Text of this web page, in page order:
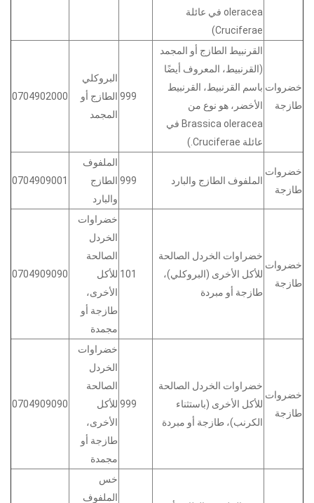
oleracea في عائلة
Cruciferae)
0704902000
البروكلي
الطازج أو
المجمد
999
القرنبيط الطازج أو المجمد
(القرنبيط، المعروف أيضًا
باسم القرنبيط، القرنبيط
الأخضر، هو نوع من
Brassica oleracea في
عائلة Cruciferae.)
خضروات
طازجة
0704909001
الملفوف
الطازج
والبارد
999 الملفوف الطازج والبارد
خضروات
طازجة
0704909090
خضراوات
الخردل
الصالحة
للأكل
الأخرى،
طازجة أو
مجمدة
101
خضراوات الخردل الصالحة
للأكل الأخرى (البروكلي)،
طازجة أو مبردة
خضروات
طازجة
0704909090
خضراوات
الخردل
الصالحة
للأكل
الأخرى،
طازجة أو
مجمدة
999
خضراوات الخردل الصالحة
للأكل الأخرى (باستثناء
الكرنب)، طازجة أو مبردة
خضروات
طازجة
خس
الملفوف